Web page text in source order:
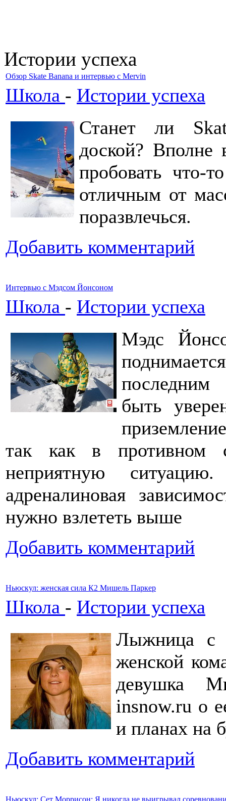
Истории успеха
Обзор Skate Banana и интервью с Mervin
Школа - Истории успеха
Станет ли
доской?
пробовать что-
отличным от
поразвлечься.
Добавить комментарий
Интервью с Мэдсом Йонсоном
Школа - Истории успеха
Мэдс
последним
быть
так как в противном
неприятную
адреналиновая
нужно взлететь выше
Добавить комментарий
Ньюскул: женская сила К2 Мишель Паркер
Школа - Истории успеха
Лыжница с
женской
девушка
insnow.ru о
и планах на
Добавить комментарий
Ньюскул: Сет Моррисон: Я никогда не выигрывал